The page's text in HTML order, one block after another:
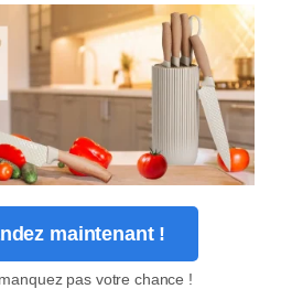
maintenant !
pas votre chance !